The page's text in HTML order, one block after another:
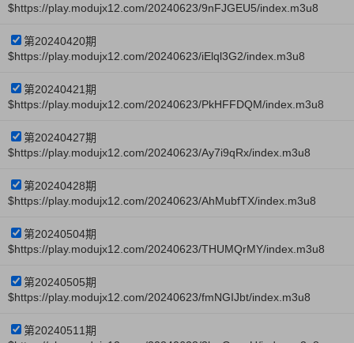
$https://play.modujx12.com/20240623/9nFJGEU5/index.m3u8
第20240420期
$https://play.modujx12.com/20240623/iElql3G2/index.m3u8
第20240421期
$https://play.modujx12.com/20240623/PkHFFDQM/index.m3u8
第20240427期
$https://play.modujx12.com/20240623/Ay7i9qRx/index.m3u8
第20240428期
$https://play.modujx12.com/20240623/AhMubfTX/index.m3u8
第20240504期
$https://play.modujx12.com/20240623/THUMQrMY/index.m3u8
第20240505期
$https://play.modujx12.com/20240623/fmNGIJbt/index.m3u8
第20240511期